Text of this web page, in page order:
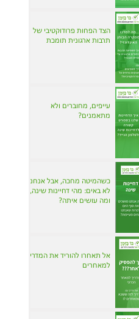
הצד הפחות פרודוקטיבי של
תרבות ארגונית תומכת
עייפים, מחוברים ולא
מתאמנים?
כשהמיטה מחכה, אבל אנחנו
לא באים: מהי דחיינות שינה,
ומה עושים איתה?
אל תאחרו להוריד את המדריך
למאחרים